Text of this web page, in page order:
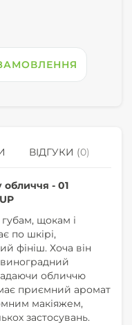
ВІДГУКИ (0)
обличчя - 01
губам, щокам і
по шкірі,
фініш. Хоча він
обличчю
має приємний аромат
макіяжем,
застосувань.